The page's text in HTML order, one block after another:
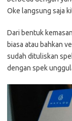
Oke langsung saja
Dari bentuk
biasa atau bahkan
sudah dituliskan
dengan spek